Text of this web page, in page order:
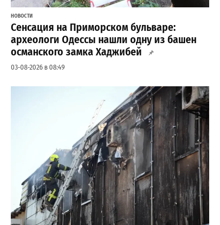
НОВОСТИ
Сенсация на Приморском бульваре:
археологи Одессы нашли одну из башен
османского замка Хаджибей
03-08-2026 в 08:49